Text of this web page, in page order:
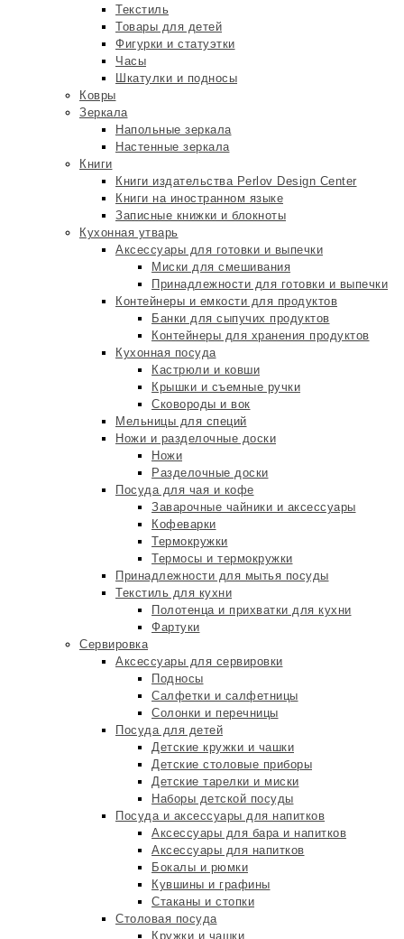
Текстиль
Товары для детей
Фигурки и статуэтки
Часы
Шкатулки и подносы
Ковры
Зеркала
Напольные зеркала
Настенные зеркала
Книги
Книги издательства Perlov Design Center
Книги на иностранном языке
Записные книжки и блокноты
Кухонная утварь
Аксессуары для готовки и выпечки
Миски для смешивания
Принадлежности для готовки и выпечки
Контейнеры и емкости для продуктов
Банки для сыпучих продуктов
Контейнеры для хранения продуктов
Кухонная посуда
Кастрюли и ковши
Крышки и съемные ручки
Сковороды и вок
Мельницы для специй
Ножи и разделочные доски
Ножи
Разделочные доски
Посуда для чая и кофе
Заварочные чайники и аксессуары
Кофеварки
Термокружки
Термосы и термокружки
Принадлежности для мытья посуды
Текстиль для кухни
Полотенца и прихватки для кухни
Фартуки
Сервировка
Аксессуары для сервировки
Подносы
Салфетки и салфетницы
Солонки и перечницы
Посуда для детей
Детские кружки и чашки
Детские столовые приборы
Детские тарелки и миски
Наборы детской посуды
Посуда и аксессуары для напитков
Аксессуары для бара и напитков
Аксессуары для напитков
Бокалы и рюмки
Кувшины и графины
Стаканы и стопки
Столовая посуда
Кружки и чашки